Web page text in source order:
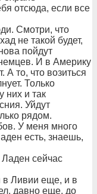
отсюда, если все
Смотри, что
не такой будет,
пойдут
И в Америку
А то, что возиться
Только
них и так
Уйдут
рядом.
У меня много
есть, знаешь,
сейчас
в Ливии еще, и в
давно еще, до